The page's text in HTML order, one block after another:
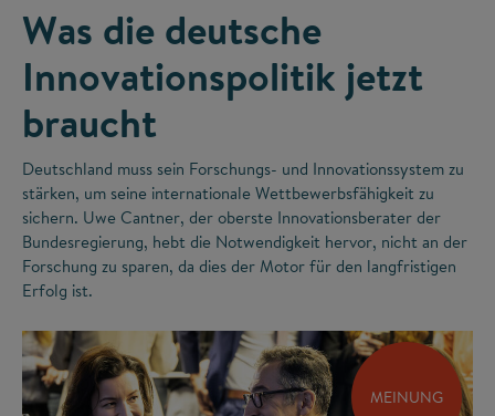
Was die deutsche
Innovationspolitik jetzt
braucht
Deutschland muss sein Forschungs- und Innovationssystem zu
stärken, um seine internationale Wettbewerbsfähigkeit zu
sichern. Uwe Cantner, der oberste Innovationsberater der
Bundesregierung, hebt die Notwendigkeit hervor, nicht an der
Forschung zu sparen, da dies der Motor für den langfristigen
Erfolg ist.
MEINUNG